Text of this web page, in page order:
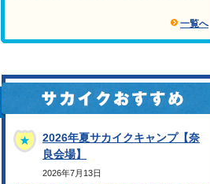
一覧へ
2026年夏サカイクキャンプ【奈
良会場】
2026年7月13日